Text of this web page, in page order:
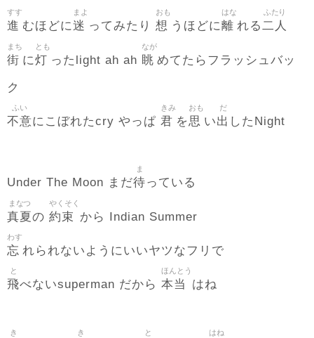
進
すす
むほどに迷
まよ
ってみたり 想
おも
うほどに離
はな
れる二人
ふたり
街
まち
に灯
とも
ったlight ah ah 眺
なが
めてたらフラッシュバッ
ク
不意
ふい
にこぼれたcry やっぱ 君
きみ
を思
おも
い出
だ
したNight
Under The Moon まだ待
ま
っている
真夏
まなつ
の 約束
やくそく
から Indian Summer
忘
わす
れられないようにいいヤツなフリで
飛
と
べないsuperman だから 本当
ほんとう
はね
き き と はね